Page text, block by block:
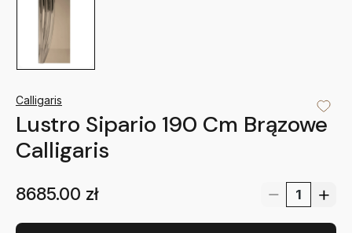
Calligaris
Lustro Sipario 190 Cm Brązowe
Calligaris
8685.00 zł